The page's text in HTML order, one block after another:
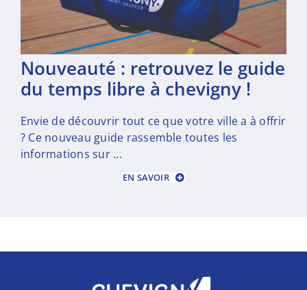
nouveauté : retrouvez le guide
du temps libre à chevigny !
Envie de découvrir tout ce que votre ville a à offrir
? Ce nouveau guide rassemble toutes les
informations sur ...
EN SAVOIR